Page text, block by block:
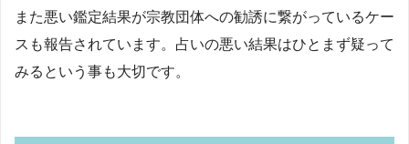
また悪い鑑定結果が宗教団体への勧誘に繋がっているケー
スも報告されています。占いの悪い結果はひとまず疑って
みるという事も大切です。